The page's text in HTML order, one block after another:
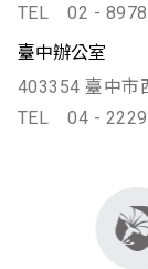
TEL
02 -
臺中辦公室
403354 臺中市
TEL
04 -